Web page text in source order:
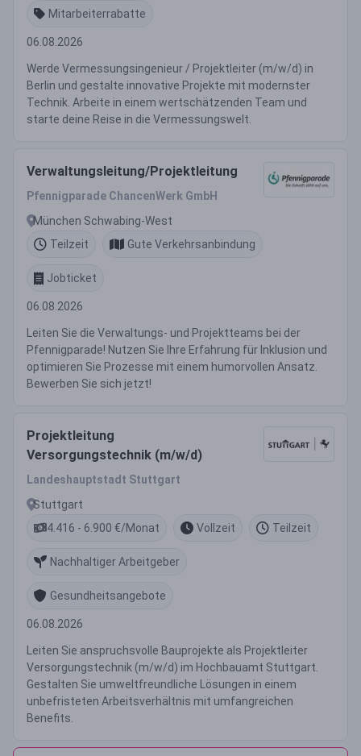
Mitarbeiterrabatte
06.08.2026
Werde Vermessungsingenieur / Projektleiter (m/w/d) in
Berlin und gestalte innovative Projekte mit modernster
Technik. Arbeite in einem wertschätzenden Team und
starte deine Reise in die Vermessungswelt.
Verwaltungsleitung/Projektleitung
Pfennigparade ChancenWerk GmbH
München Schwabing-West
Teilzeit
Gute Verkehrsanbindung
Jobticket
06.08.2026
Leiten Sie die Verwaltungs- und Projektteams bei der
Pfennigparade! Nutzen Sie Ihre Erfahrung für Inklusion und
optimieren Sie Prozesse mit einem humorvollen Ansatz.
Bewerben Sie sich jetzt!
Projektleitung
Versorgungstechnik (m/w/d)
Landeshauptstadt Stuttgart
Stuttgart
4.416 - 6.900 €/Monat
Vollzeit Teilzeit
Nachhaltiger Arbeitgeber
Gesundheitsangebote
06.08.2026
Leiten Sie anspruchsvolle Bauprojekte als Projektleiter
Versorgungstechnik (m/w/d) im Hochbauamt Stuttgart.
Gestalten Sie umweltfreundliche Lösungen in einem
unbefristeten Arbeitsverhältnis mit umfangreichen
Benefits.